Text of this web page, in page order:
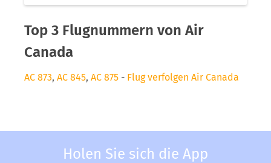
Top 3 Flugnummern von Air
Canada
AC 873, AC 845, AC 875 - Flug verfolgen Air Canada
Holen Sie sich die App